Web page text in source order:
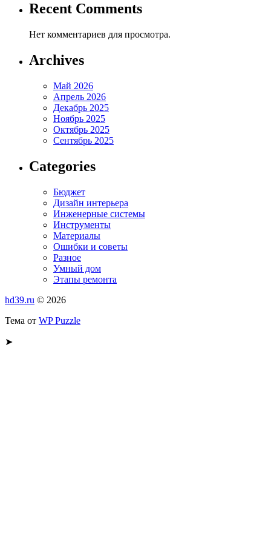
Recent Comments
Нет комментариев для просмотра.
Archives
Май 2026
Апрель 2026
Декабрь 2025
Ноябрь 2025
Октябрь 2025
Сентябрь 2025
Categories
Бюджет
Дизайн интерьера
Инженерные системы
Инструменты
Материалы
Ошибки и советы
Разное
Умный дом
Этапы ремонта
hd39.ru © 2026
Тема от WP Puzzle
➤